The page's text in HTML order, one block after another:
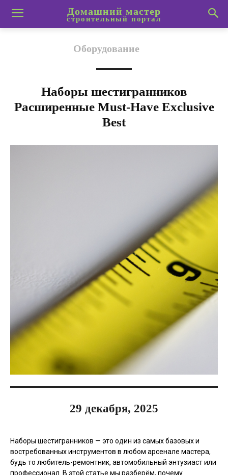
Домашний мастер
строительный портал
Оборудование
Наборы шестигранников
Расширенные Must-Have Exclusive
Best
29 декабря, 2025
Наборы шестигранников — это один из самых базовых и
востребованных инструментов в любом арсенале мастера,
будь то любитель-ремонтник, автомобильный энтузиаст или
профессионал. В этой статье мы разберём, почему